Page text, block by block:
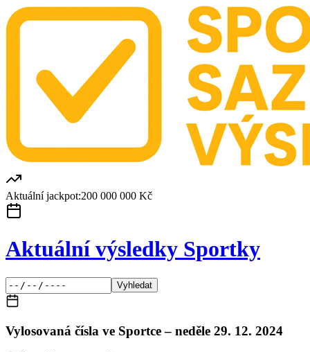
Aktuální jackpot:200 000 000 Kč
Aktuální výsledky Sportky
Vyhledat
Vylosovaná čísla ve Sportce – neděle 29. 12. 2024